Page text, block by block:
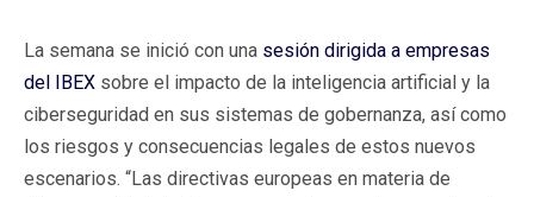
La semana se inició con una sesión dirigida a empresas
del IBEX sobre el impacto de la inteligencia artificial y la
ciberseguridad en sus sistemas de gobernanza, así como
los riesgos y consecuencias legales de estos nuevos
escenarios. “Las directivas europeas en materia de